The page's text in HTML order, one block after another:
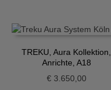
TREKU, Aura Kollektion,
Anrichte, A18
€3.650,00